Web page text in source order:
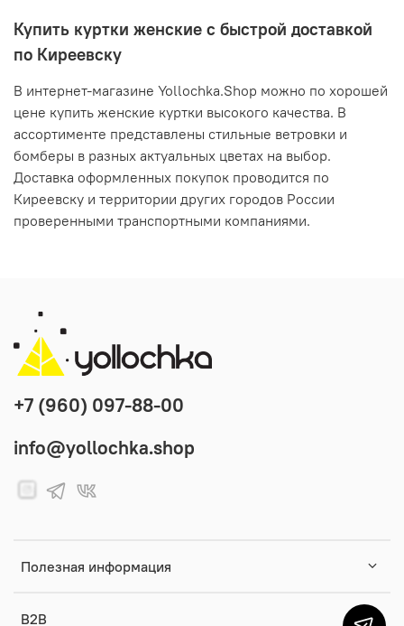
Купить куртки женские с быстрой доставкой
по Киреевску
В интернет-магазине Yollochka.Shop можно по хорошей
цене купить женские куртки высокого качества. В
ассортименте представлены стильные ветровки и
бомберы в разных актуальных цветах на выбор.
Доставка оформленных покупок проводится по
Киреевску и территории других городов России
проверенными транспортными компаниями.
Полезная информация
B2B
+7 (960) 097-88-00
info@yollochka.shop